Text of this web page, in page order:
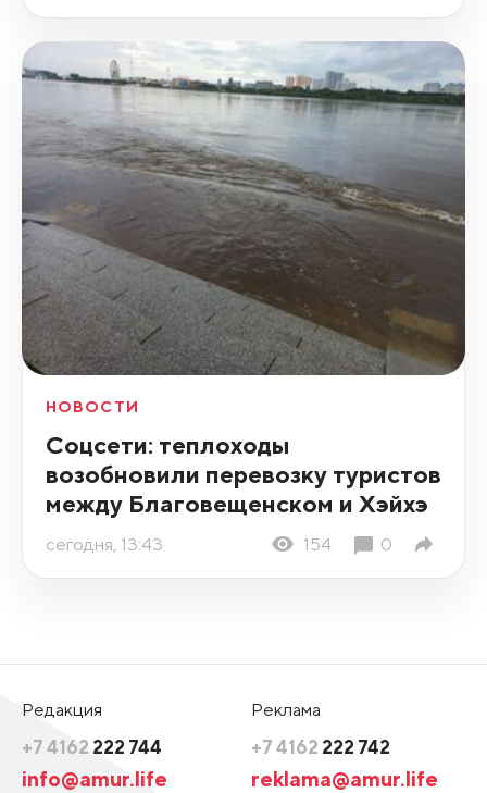
НОВОСТИ
Соцсети: теплоходы
возобновили перевозку туристов
между Благовещенском и Хэйхэ
сегодня, 13:43 154 0
Редакция
+7 4162 222 744
info@amur.life
Реклама
+7 4162 222 742
reklama@amur.life